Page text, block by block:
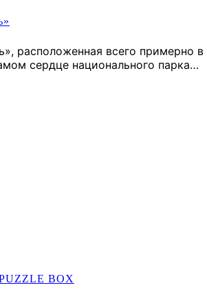
расположенная всего примерно в
сердце национального парка…
BOX